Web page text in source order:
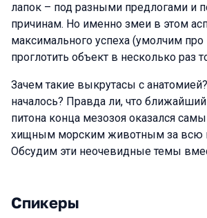
лапок – под разными предлогами и
причинам. Но именно змеи в этом
максимального успеха (умолчим про
проглотить объект в несколько раз
Зачем такие выкрутасы с
началось? Правда ли, что
питона конца мезозоя оказался
хищным морским животным за всю
Обсудим эти неочевидные темы
Спикеры